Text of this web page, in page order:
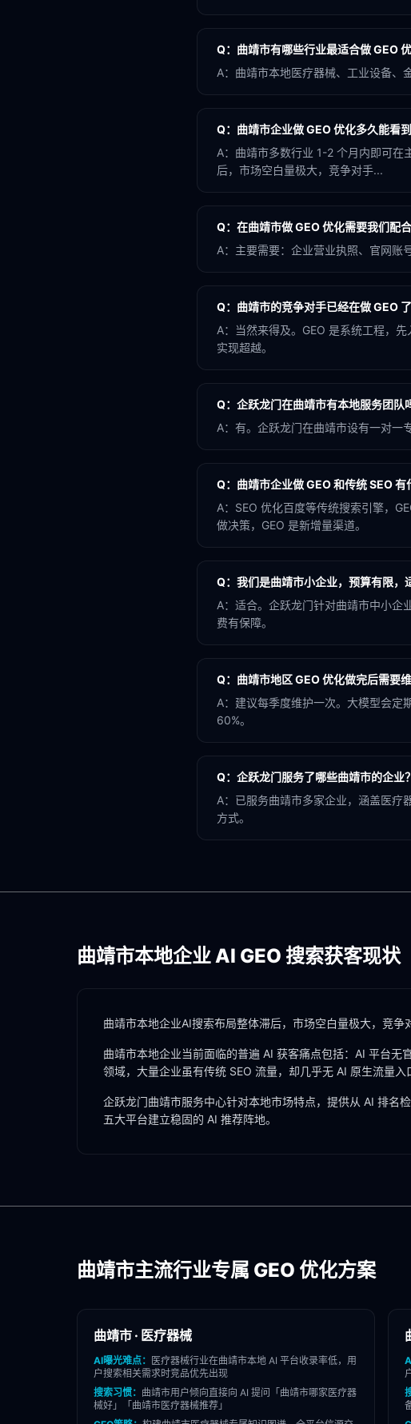
Q： 曲靖市有哪些行业最适合做 GEO 优
A： 曲靖市本地医疗器械、工业设备、
Q： 曲靖市企业做 GEO 优化多久能看到
A： 曲靖市多数行业 1-2 个月内即可在
后，市场空白量极大，竞争对手...
Q： 在曲靖市做 GEO 优化需要我们配
A： 主要需要：企业营业执照、官网账
Q： 曲靖市的竞争对手已经在做 GEO
A：
当然来得及。GEO 是系统工程，
实现超越。
Q： 企跃龙门在曲靖市有本地服务团队
A： 有。企跃龙门在曲靖市设有一对一
Q： 曲靖市企业做 GEO 和传统 SEO 有
A： SEO 优化百度等传统搜索引擎，
做决策，GEO 是新增量渠道。
Q： 我们是曲靖市小企业，预算有限，
A： 适合。企跃龙门针对曲靖市中小企
费有保障。
Q： 曲靖市地区 GEO 优化做完后需要维
A： 建议每季度维护一次。大模型会定
60%。
Q： 企跃龙门服务了哪些曲靖市的企业？
A： 已服务曲靖市多家企业，涵盖医疗
方式。
曲靖市本地企业 AI GEO 搜索获客现状
曲靖市本地企业AI搜索布局整体滞后，市场空白量极大，竞争
曲靖市本地企业当前面临的普遍 AI 获客痛点包括：AI 平台无
领域，大量企业虽有传统 SEO 流量，却几乎无 AI 原生流量入
企跃龙门曲靖市服务中心针对本地市场特点，提供从 AI 排名
五大平台建立稳固的 AI 推荐阵地。
曲靖市主流行业专属 GEO 优化方案
曲靖市 · 医疗器械
AI曝光难点： 医疗器械行业在曲靖市本地 AI 平台收录率低，用
户搜索相关需求时竞品优先出现
搜索习惯： 曲靖市用户倾向直接向 AI 提问「 曲靖市哪家医疗器
械好」「 曲靖市医疗器械推荐」